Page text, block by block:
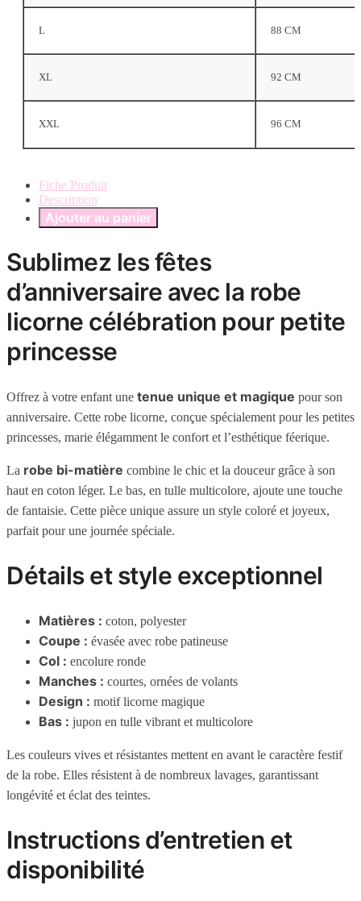
L 88 CM
XL 92 CM
XXL 96 CM
Fiche Produit
Description
Ajouter au panier
Sublimez les fêtes
d’anniversaire avec la robe
licorne célébration pour petite
princesse
Offrez à votre enfant une tenue unique et magique pour son
anniversaire. Cette robe licorne, conçue spécialement pour les petites
princesses, marie élégamment le confort et l’esthétique féerique.
La robe bi-matière combine le chic et la douceur grâce à son
haut en coton léger. Le bas, en tulle multicolore, ajoute une touche
de fantaisie. Cette pièce unique assure un style coloré et joyeux,
parfait pour une journée spéciale.
Détails et style exceptionnel
Matières : coton, polyester
Coupe : évasée avec robe patineuse
Col : encolure ronde
Manches : courtes, ornées de volants
Design : motif licorne magique
Bas : jupon en tulle vibrant et multicolore
Les couleurs vives et résistantes mettent en avant le caractère festif
de la robe. Elles résistent à de nombreux lavages, garantissant
longévité et éclat des teintes.
Instructions d’entretien et
disponibilité